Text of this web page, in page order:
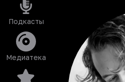
Подкасты
Медиатека